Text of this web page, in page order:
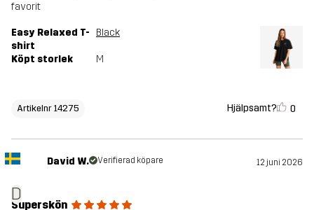
favorit
Easy Relaxed T-
shirt
Black
Köpt storlek M
Artikelnr 14275 Hjälpsamt? 0
D
David W. Verifierad köpare 12 juni 2026
Superskön